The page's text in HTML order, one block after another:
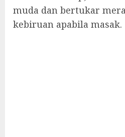
muda dan bertukar
kebiruan apabila masak.